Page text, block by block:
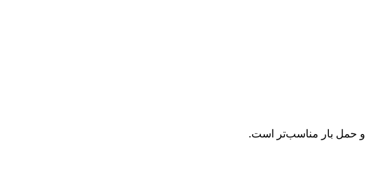
و حمل بار مناسب‌تر است.